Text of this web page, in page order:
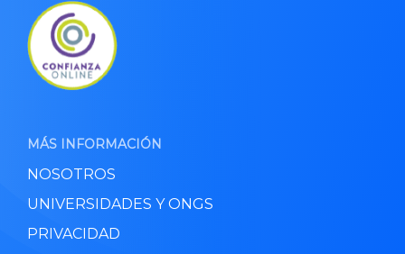
MÁS INFORMACIÓN
NOSOTROS
UNIVERSIDADES Y ONGS
PRIVACIDAD